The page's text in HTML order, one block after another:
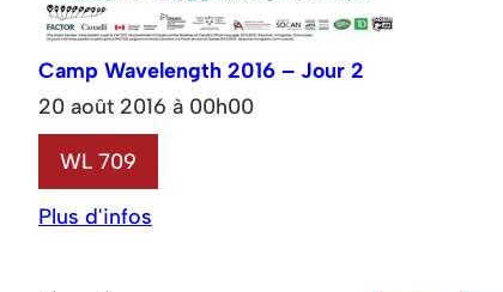
Camp Wavelength 2016 – Jour 2
20 août 2016 à 00h00
WL 709
Plus d'infos